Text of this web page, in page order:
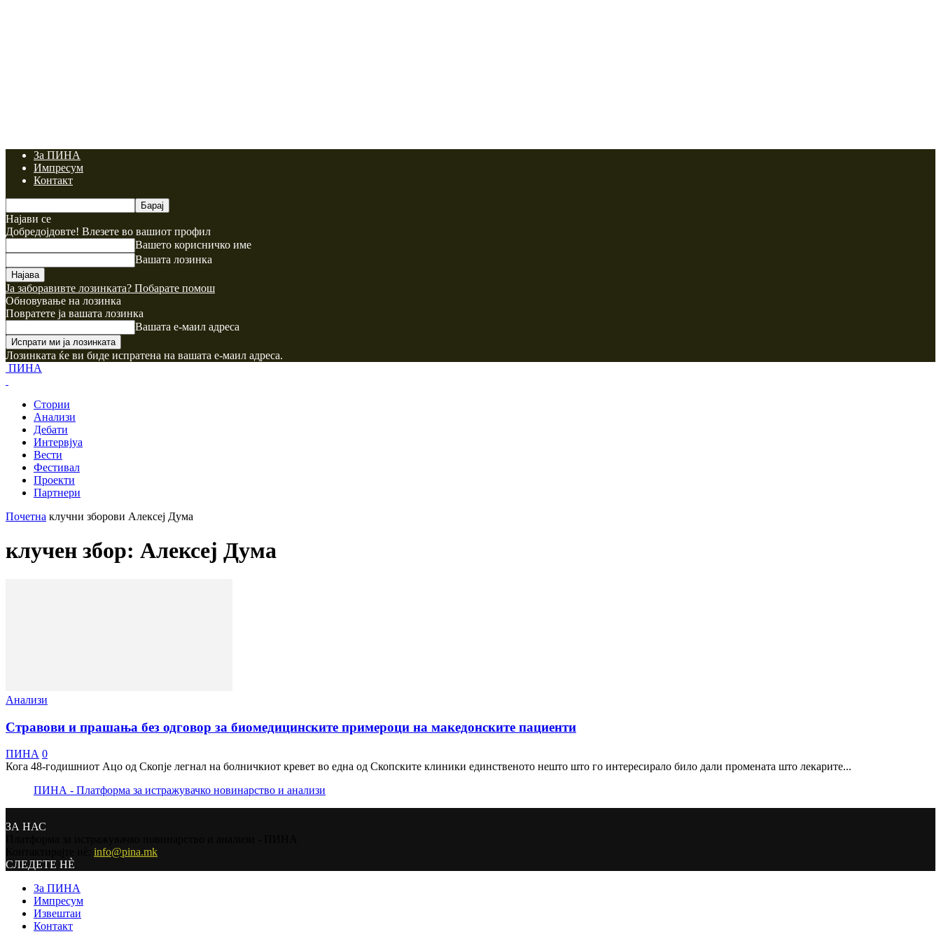
За ПИНА
Импресум
Контакт
Најави се
Добредојдовте! Влезете во вашиот профил
Вашето корисничко име
Вашата лозинка
Ја заборавивте лозинката? Побарате помош
Обновување на лозинка
Повратете ја вашата лозинка
Вашата е-маил адреса
Лозинката ќе ви биде испратена на вашата е-маил адреса.
ПИНА
Стории
Анализи
Дебати
Интервјуа
Вести
Фестивал
Проекти
Партнери
Почетна клучни зборови Алексеј Дума
клучен збор: Алексеј Дума
Анализи
Стравови и прашања без одговор за биомедицинските примероци на македонските пациенти
ПИНА 0
Кога 48-годишниот Ацо од Скопје легнал на болничкиот кревет во една од Скопските клиники единственото нешто што го интересирало било дали промената што лекарите...
ПИНА - Платформа за истражувачко новинарство и анализи
ЗА НАС
info@pina.mk
СЛЕДЕТЕ НЀ
За ПИНА
Импресум
Извештаи
Контакт